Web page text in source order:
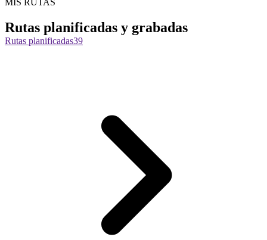
MIS RUTAS
Rutas planificadas y grabadas
Rutas planificadas39